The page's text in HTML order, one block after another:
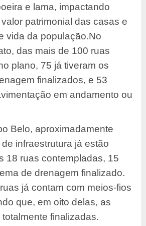
e lama, impactando
patrimonial das casas e
vida da população.No
das mais de 100 ruas
plano, 75 já tiveram os
finalizados, e 53
em andamento ou
Belo, aproximadamente
infraestrutura já estão
18 ruas contempladas, 15
de drenagem finalizado.
já contam com meios-fios
que, em oito delas, as
finalizadas.